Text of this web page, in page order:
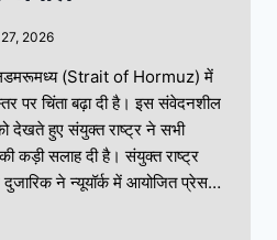
2026
(Strait of Hormuz) में
पर चिंता बढ़ा दी है। इस संवेदनशील
देखते हुए संयुक्त राष्ट्र ने सभी
कड़ी सलाह दी है। संयुक्त राष्ट्र
ने न्यूयॉर्क में आयोजित प्रेस…